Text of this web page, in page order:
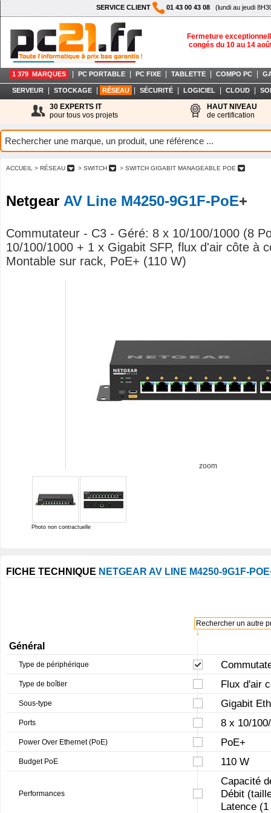
SERVICE CLIENT 01 43 00 43 08 (lundi au jeudi
Fermeture
congés du 10 au 14
1 379 MARQUES PC PORTABLE PC FIXE TABLETTE COMPO PC
SERVEUR STOCKAGE RÉSEAU SÉCURITÉ LOGICIEL CLOUD
30 EXPERTS IT
pour tous vos projets
HAUT NIVEAU
de certification
ACCUEIL > RÉSEAU > SWITCH > SWITCH GIGABIT MANAGEABLE POE
Netgear AV Line M4250-9G1F-PoE+
Commutateur - C3 - Géré: 8 x 10/100/1000 (8
10/100/1000 + 1 x Gigabit SFP, flux d'air côte à
Montable sur rack, PoE+ (110 W)
zoom
Photo non contractuelle
FICHE TECHNIQUE NETGEAR AV LINE M4250-9G1F-POE
↓
Rechercher un autre
Général
Type de périphérique
Type de boîtier Flux d'air
Sous-type Gigabit
Ports 8 x 10/
Power Over Ethernet (PoE) PoE+
Budget PoE 110 W
Performances
Capacité
Débit
Latence